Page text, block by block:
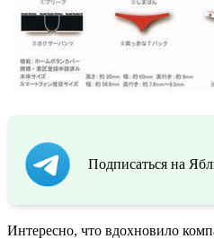
Подписаться на
Интересно, что вдохновило